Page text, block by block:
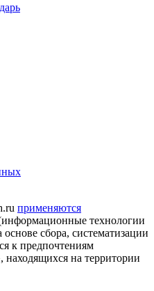
применяются
технологии
сбора, систематизации
к предпочтениям
находящихся на территории